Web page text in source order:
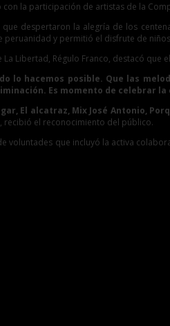
la participación de artistas de la
despertaron la alegría de los
y permitió el disfrute de
Libertad, Régulo Franco, destacó
lo hacemos posible. Que las
Es momento de celebrar la
El alcatraz, Mix José Antonio,
, recibió el reconocimiento del público.
voluntades que incluyó la activa